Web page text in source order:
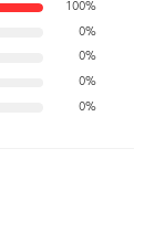
100%
0%
0%
0%
0%